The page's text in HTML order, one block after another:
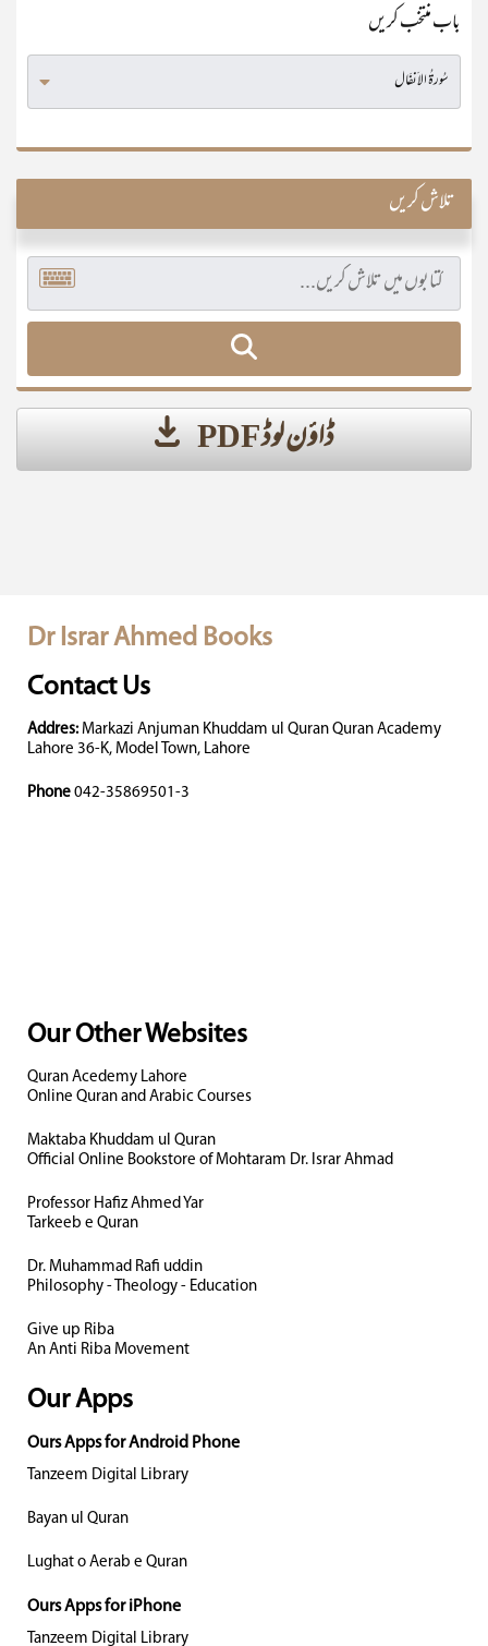
باب منتخب کریں
تلاش کریں
ڈاؤن لوڈ PDF
Dr Israr Ahmed Books
Contact Us
Addres: Markazi Anjuman Khuddam ul Quran Quran Academy
Lahore 36-K, Model Town, Lahore
Phone 042-35869501-3
Our Other Websites
Quran Acedemy Lahore
Online Quran and Arabic Courses
Maktaba Khuddam ul Quran
Official Online Bookstore of Mohtaram Dr. Israr Ahmad
Professor Hafiz Ahmed Yar
Tarkeeb e Quran
Dr. Muhammad Rafi uddin
Philosophy - Theology - Education
Give up Riba
An Anti Riba Movement
Our Apps
Ours Apps for Android Phone
Tanzeem Digital Library
Bayan ul Quran
Lughat o Aerab e Quran
Ours Apps for iPhone
Tanzeem Digital Library